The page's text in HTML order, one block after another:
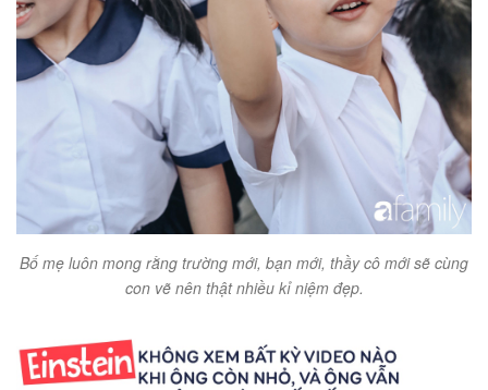
Bố mẹ luôn mong rằng trường mới, bạn mới, thầy cô mới sẽ cùng
con vẽ nên thật nhiều kỉ niệm đẹp.